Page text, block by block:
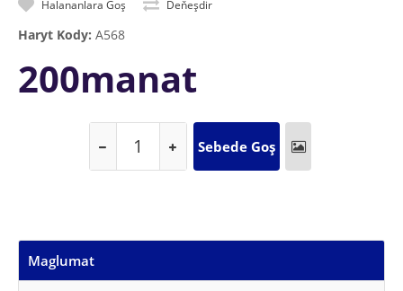
Halananlara Goş Deňeşdir
Haryt Kody: A568
200manat
Maglumat